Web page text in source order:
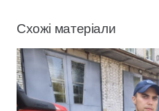
Схожі матеріали